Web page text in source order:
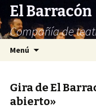
El Barracón
Compañía de
Menú
Gira de El
abierto»